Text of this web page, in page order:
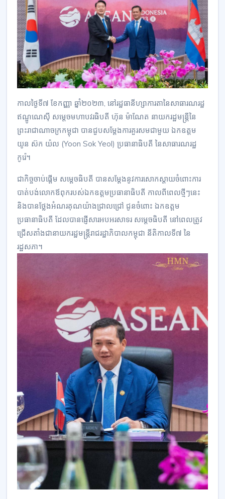
កាលថ្ងៃទី៧ ខែកញ្ញា ឆ្នាំ២០២៣, នៅរដ្ឋធានីហ្សាការតានៃសាធារណរដ្ឋ
ឥណ្ឌូណេស៊ី សម្តេចមហាបវរធិបតី ហ៊ុន ម៉ាណែត នាយករដ្ឋមន្រ្តីនៃ
ព្រះរាជាណាចក្រកម្ពុជា បានជួបសម្តែងការគួរសមជាមួយ ឯកឧត្តម
យូន ស៊ក យ៉ល (Yoon Sok Yeol) ប្រធានាធិបតី នៃសាធារណរដ្ឋ
កូរ៉េ។
ជាកិច្ចចាប់ផ្តើម សម្តេចធិបតី បានសម្តែងនូវការសោកស្តាយចំពោះការ
បាត់បង់លោកឪពុករបស់ឯកឧត្តមប្រធានាធិបតី កាលពីពេលថ្មីៗនេះ
និងបានថ្លែងអំណរគុណយ៉ាងជ្រាលជ្រៅ ជូនចំពោះ ឯកឧត្តម
ប្រធានាធិបតី ដែលបានផ្ញើសារអបអរសាទរ សម្តេចធិបតី នៅពេលត្រូវ
ជ្រើសតាំងជានាយករដ្ឋមន្រ្តីរាជរដ្ឋាភិបាលកម្ពុជា នីតិកាលទី៧ នៃ
រដ្ឋសភា។